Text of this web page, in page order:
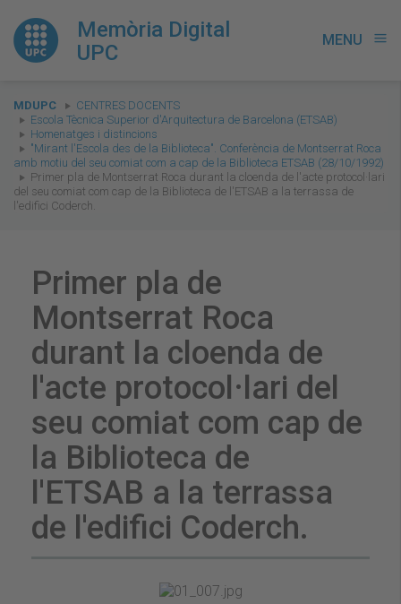
Memòria Digital
UPC
MENU menu
You
are
here:
MDUPC
CENTRES DOCENTS
Escola Tècnica Superior d'Arquitectura de Barcelona (ETSAB)
Homenatges i distincions
"Mirant l'Escola des de la Biblioteca". Conferència de Montserrat Roca
amb motiu del seu comiat com a cap de la Biblioteca ETSAB (28/10/1992)
Primer pla de Montserrat Roca durant la cloenda de l'acte protocol·lari
del seu comiat com cap de la Biblioteca de l'ETSAB a la terrassa de
l'edifici Coderch.
Primer pla de
Montserrat Roca
durant la cloenda de
l'acte protocol·lari del
seu comiat com cap de
la Biblioteca de
l'ETSAB a la terrassa
de l'edifici Coderch.